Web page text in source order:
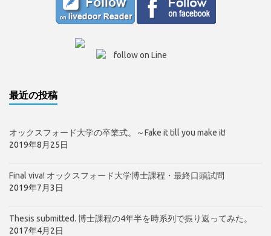
最近の投稿
オックスフォード大学の卒業式。～Fake it till you make it!
2019年8月25日
Final viva! オックスフォード大学博士課程・最終口頭試問
2019年7月3日
Thesis submitted. 博士課程の4年半を時系列で振り返ってみた。
2017年4月2日